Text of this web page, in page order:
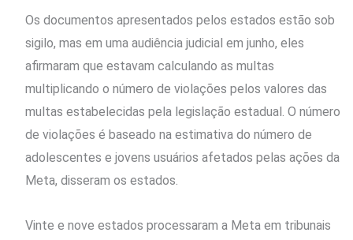
Os documentos apresentados pelos estados estão sob
sigilo, mas em uma audiência judicial em junho, eles
afirmaram que estavam calculando ⁠as multas
multiplicando o número de violações pelos valores das
multas estabelecidas pela legislação estadual. O número
de ​violações é baseado na estimativa do número de
adolescentes e jovens usuários afetados pelas ações da
Meta, disseram os estados.
Vinte ​e nove estados processaram a Meta em tribunais